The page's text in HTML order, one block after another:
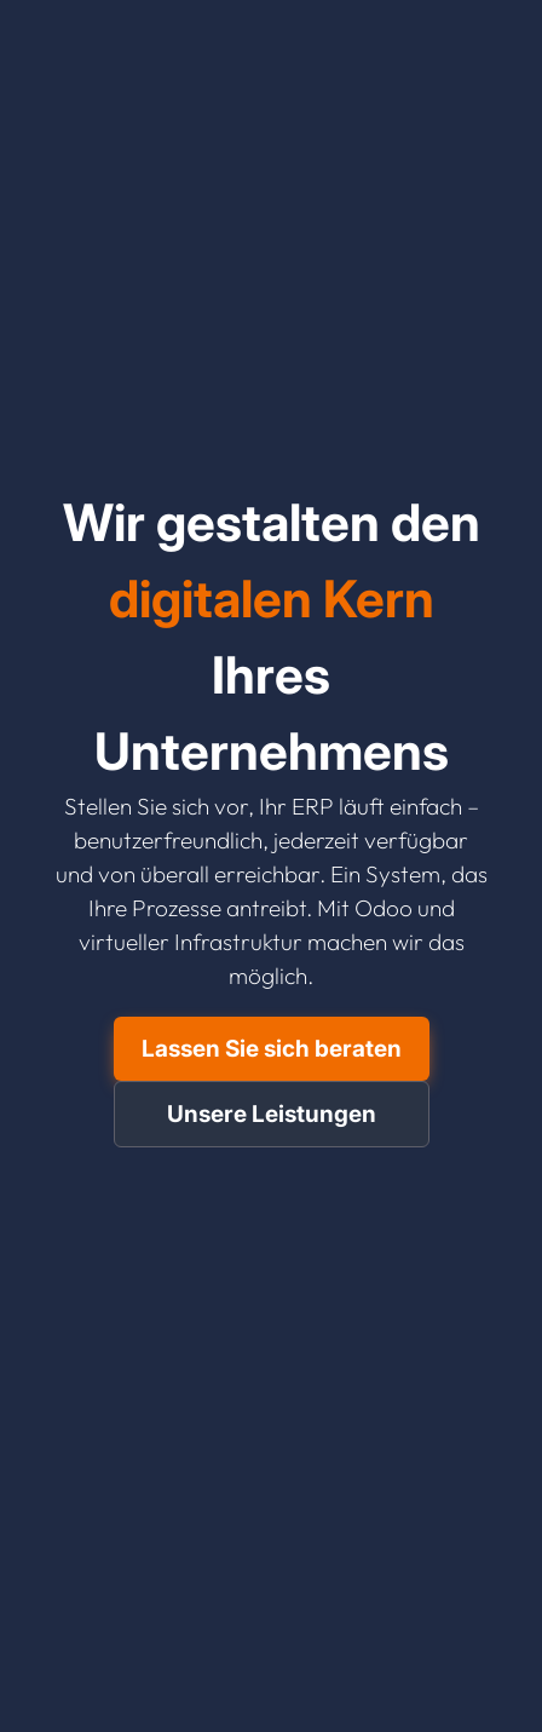
Wir gestalten den
digitalen Kern
Ihres
Unternehmens
Stellen Sie sich vor, Ihr ERP läuft einfach –
benutzerfreundlich, jederzeit verfügbar
und von überall erreichbar. Ein System, das
Ihre Prozesse antreibt. Mit Odoo und
virtueller Infrastruktur machen wir das
möglich.
Lassen Sie sich beraten
Unsere Leistungen